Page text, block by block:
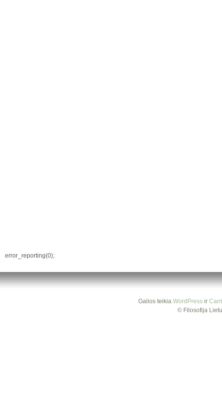
error_reporting(0);
Galios teikia WordPressir
© Filosofija